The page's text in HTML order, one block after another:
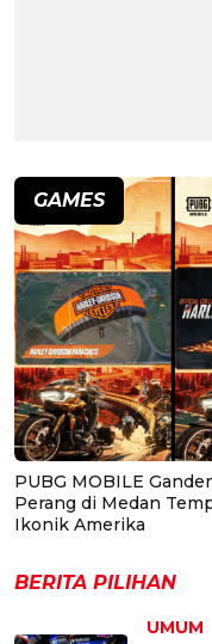
GAMES
PUBG MOBILE
Perang di Medan
Ikonik Amerika
BERITA PILIHAN
UMUM